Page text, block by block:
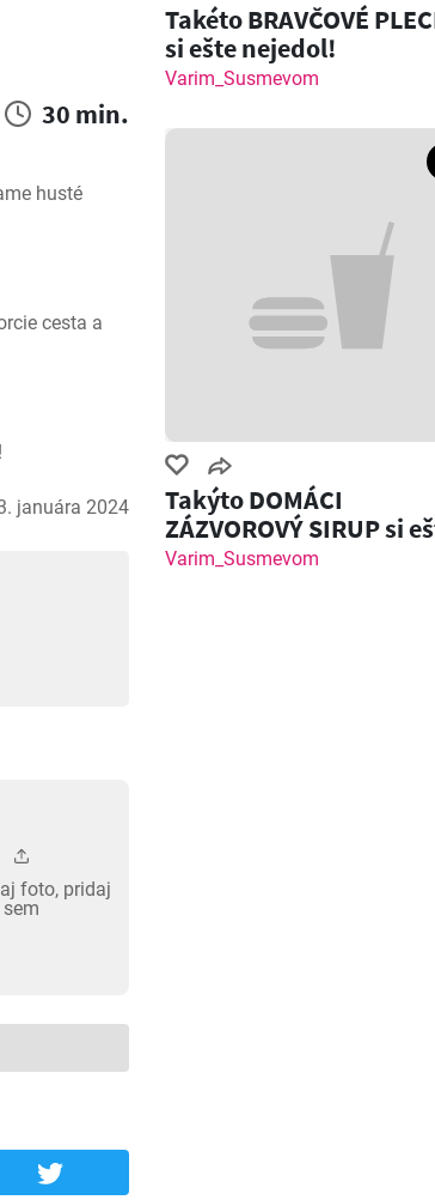
30 min.
husté
cesta a
januára 2024
foto, pridaj
sem
Takéto BRAVČOVÉ
si ešte nejedol!
Varim_Susmevom
Takýto DOMÁCI
ZÁZVOROVÝ SIRUP si
nemal! Zázvorový Shot
Varim_Susmevom